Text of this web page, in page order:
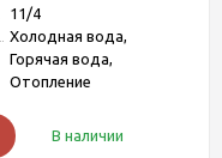
11/4
Холодная вода,
Горячая вода,
Отопление
В наличии